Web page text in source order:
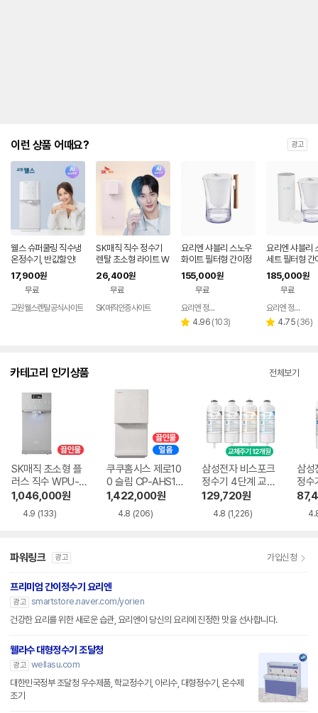
이런 상품 어때요? 광고
웰스 슈퍼쿨링 직수냉
온정수기, 반값할인!
17,900원
무료
교원웰스렌탈공식사이트
SK매직 직수 정수기
렌탈 초소형 라이트 W
PU-JAC125S 가정
용 미네랄 추천 살균 미
니 냉온 100도 스텐레
스 데스크탑 84개월약
26,400원
무료
SK매직인증사이트
요리엔 샤블리 스노우
화이트 필터형 간이정
수기 ( 필터 1개 포함)
155,000원
무료
페이
요리엔 정수기 공식몰
별 4.96 리
(103)
요리엔 샤블리
세트 필터형 간
기 (본품 + 필
ks)
185,000원
무료
요리엔 정수기 공식몰
별 4.75 리
(36)
카테고리 인기상품 전체보기
SK매직 초소형 플
러스 직수 WPU-J
AC115SNS
1,046,000원
4.9 (133)
쿠쿠홈시스 제로10
0 슬림 CP-AHS10
0HEW
1,422,000원
4.8 (206)
삼성전자 비스포크
정수기 4단계 교체
용 정수필터 HAF-
HIN
129,720원
4.8 (1,226)
삼성
정수
용
HIM
파워링크 광고 가입신청
프리미엄 간이정수기 요리엔
광고 smartstore.naver.com/yorien
건강한 요리를 위한 새로운 습관, 요리엔이 당신의 요리에 진정한 맛을 선사합니다.
웰라수 대형정수기 조달청
광고 wellasu.com
대한민국정부 조달청 우수제품, 학교정수기, 아리수, 대형정수기, 온수제
조기